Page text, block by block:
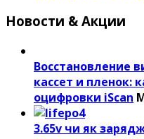
Новости & Акции
Восстановление
кассет и пленок:
оцифровки iScan
3.65v чи як